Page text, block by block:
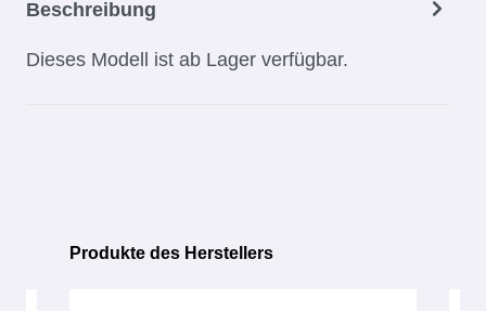
Beschreibung
Dieses Modell ist ab Lager verfügbar.
Produktgalerie überspringen
Produkte des Herstellers